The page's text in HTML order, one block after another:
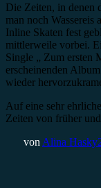
Die Zeiten, in denen
man noch Wassereis
Inline Skaten fest
mittlerweile vorbei.
Single „ Zum ersten
erscheinenden
wieder
Auf eine sehr
Zeiten von früher
von Alina Hasky